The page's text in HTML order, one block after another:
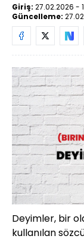
Giriş: 27.02.2026 -
Güncelleme:
Deyimler, bir
kullanılan